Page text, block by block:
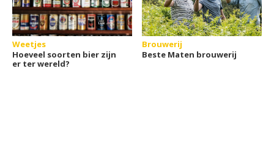
Weetjes
Hoeveel soorten bier zijn
er ter wereld?
Brouwerij
Beste Maten brouwerij